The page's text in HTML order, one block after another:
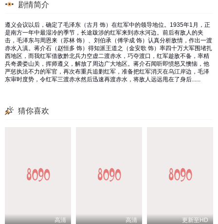
剧情简介
遵义会议以后，确定了毛泽东（古月 饰）在红军中的领导地位。1935年1月，正
是南方一年中最湿冷的季节，长途跋涉的红军来到赤水河边。前后有敌人的夹
击，毛泽东与周恩来（苏林 饰）、刘伯承（傅学成 饰）认真分析敌情，作出一渡
赤水入滇。蒋介石（赵恒多 饰）得知派王道之（金安歌 饰）率四十万大军围堵扎
西地区，而我红军借敌黔北兵力空虚二渡赤水，巧夺渡口，红军趁敌不备，率精
兵奇袭娄山关，挥师遵义，解放了周边广大地区。蒋介石闻听即愤怒又懊恼，他
严惩执法不力的军官，再次布重兵追剿红军，准备把红军消灭在乌江岸边，毛泽
东审时度势，令红军三渡赤水然后迅速再渡赤水，将敌人远远甩在了身后......
猜你喜欢
高清 高清 更新至HD